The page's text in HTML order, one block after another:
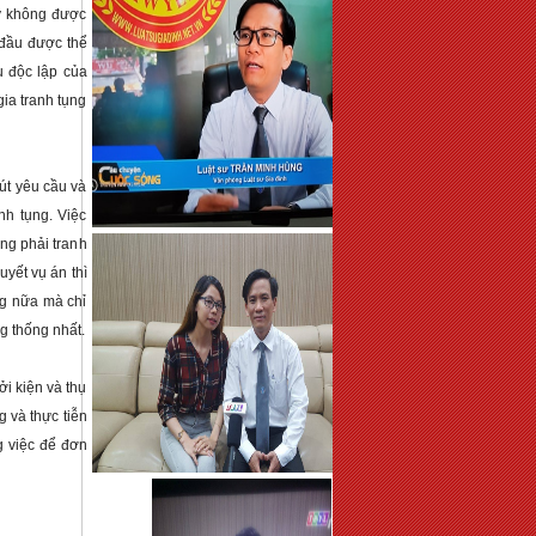
không được
được thể
độc lập của
tranh tụng
yêu cầu và
tụng. Việc
phải tranh
vụ án thì
nữa mà chỉ
tranh tụng với nhau về những vấn đề có tranh chấp và chứng cứ chứng minh không thống nhất.
kiện và thụ
và thực tiễn
việc để đơn